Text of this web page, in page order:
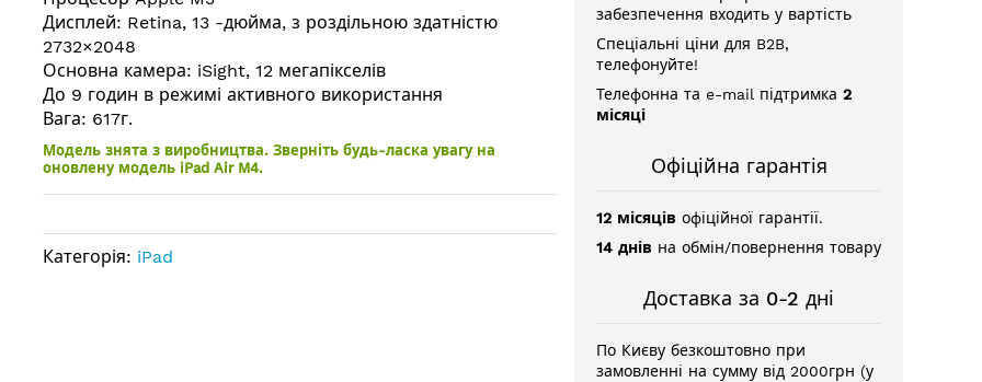
Дисплей: Retina, 13 -дюйма, з роздільною здатністю
2732×2048
Основна камера: iSight, 12 мегапікселів
До 9 годин в режимі активного використання
Вага: 617г.
Модель знята з виробництва. Зверніть будь-ласка увагу на
оновлену модель iPad Air M4.
Категорія: iPad
забезпечення входить у вартість
Спеціальні ціни для B2B,
телефонуйте!
Телефонна та e-mail підтримка 2
місяці
Офіційна гарантія
12 місяців офіційної гарантії.
14 днів на обмін/повернення товару
Доставка за 0-2 дні
По Києву безкоштовно при
замовленні на сумму від 2000грн (у